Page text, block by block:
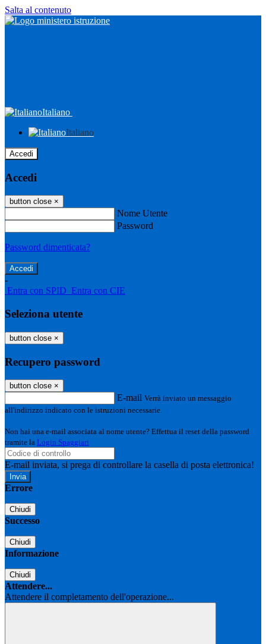
Salta al contenuto
Italiano
Italiano
Accedi
Accedi
button close ×
Nome Utente
Password
Password dimenticata?
-
Entra con SPID Entra con CIE
Seleziona utente
button close ×
Recupero password
button close ×
E-mail Verrà inviato un messaggio
all'indirizzo indicato con le istruzioni necessarie.
Non hai una e-mail associata al nome utente? Effettua il reset della password
tramite la Login Spaggiari
E-mail inviata, si prega di controllare la casella di posta elettronica!
Errore
Chiudi
Successo
Chiudi
Informazione
Chiudi
Attendere...
Attendere il completamento dell'operazione...